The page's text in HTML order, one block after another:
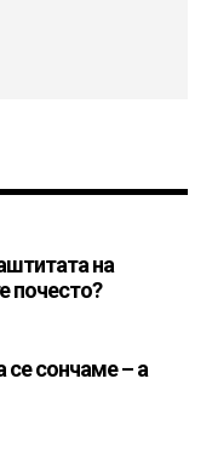
на
почесто?
се сончаме – а